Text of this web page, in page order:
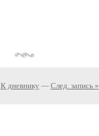
К дневнику — След. запись »